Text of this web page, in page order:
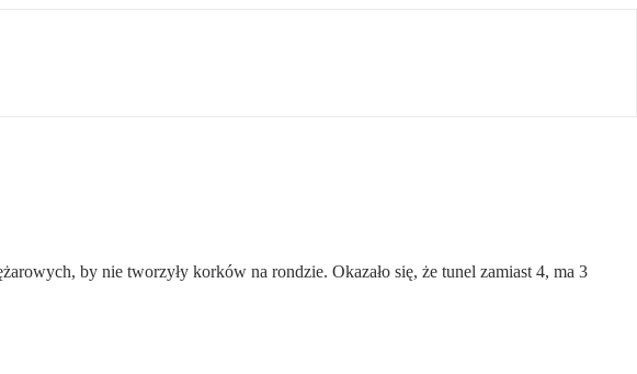
by nie tworzyły korków na rondzie. Okazało się, że tunel zamiast 4, ma 3